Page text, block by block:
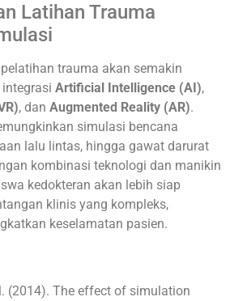
Latihan Trauma
trauma akan semakin
Artificial Intelligence (AI),
, dan Augmented Reality (AR).
simulasi bencana
lalu lintas, hingga gawat darurat
kombinasi teknologi dan manikin
kedokteran akan lebih siap
klinis yang kompleks,
keselamatan pasien.
(2014). The effect of simulation